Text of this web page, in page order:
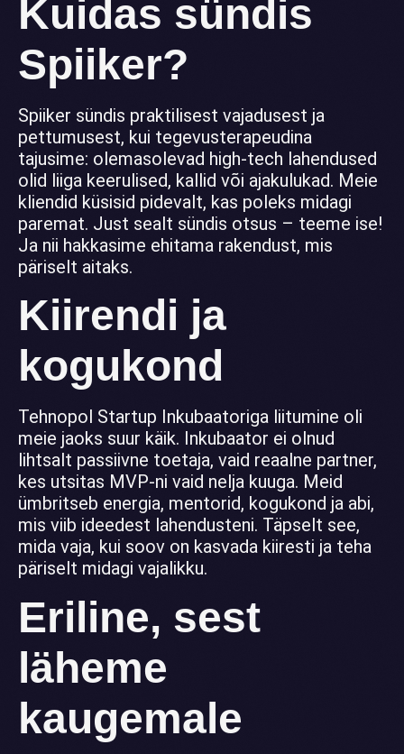
Kuidas sündis
Spiiker?
Spiiker sündis praktilisest vajadusest ja
pettumusest, kui tegevusterapeudina
tajusime: olemasolevad high-tech lahendused
olid liiga keerulised, kallid või ajakulukad. Meie
kliendid küsisid pidevalt, kas poleks midagi
paremat. Just sealt sündis otsus – teeme ise!
Ja nii hakkasime ehitama rakendust, mis
päriselt aitaks.
Kiirendi ja
kogukond
Tehnopol Startup Inkubaatoriga liitumine oli
meie jaoks suur käik. Inkubaator ei olnud
lihtsalt passiivne toetaja, vaid reaalne partner,
kes utsitas MVP-ni vaid nelja kuuga. Meid
ümbritseb energia, mentorid, kogukond ja abi,
mis viib ideedest lahendusteni. Täpselt see,
mida vaja, kui soov on kasvada kiiresti ja teha
päriselt midagi vajalikku.
Eriline, sest
läheme
kaugemale